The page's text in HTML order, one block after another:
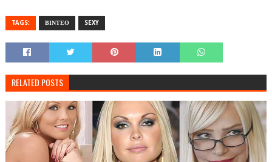
TAGS: ΒΙΝΤΕΟ SEXY
RELATED POSTS